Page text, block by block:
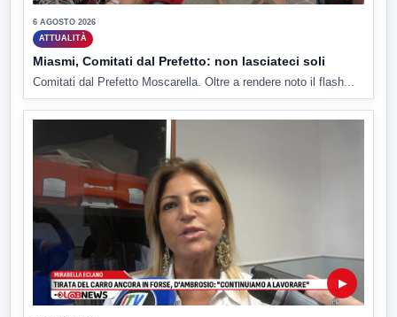
6 AGOSTO 2026
ATTUALITÀ
Miasmi, Comitati dal Prefetto: non lasciateci soli
Comitati dal Prefetto Moscarella. Oltre a rendere noto il flash...
▶